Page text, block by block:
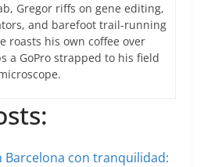
Gregor riffs on gene editing,
and barefoot trail-running
roasts his own coffee over
a GoPro strapped to his field
Barcelona con tranquilidad: